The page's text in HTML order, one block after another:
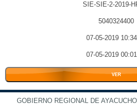
SIE-SIE-2-2019-
5040324400
07-05-2019
07-05-2019
VER
GOBIERNO REGIONAL DE